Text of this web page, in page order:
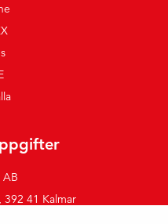
AB
392 41 Kalmar